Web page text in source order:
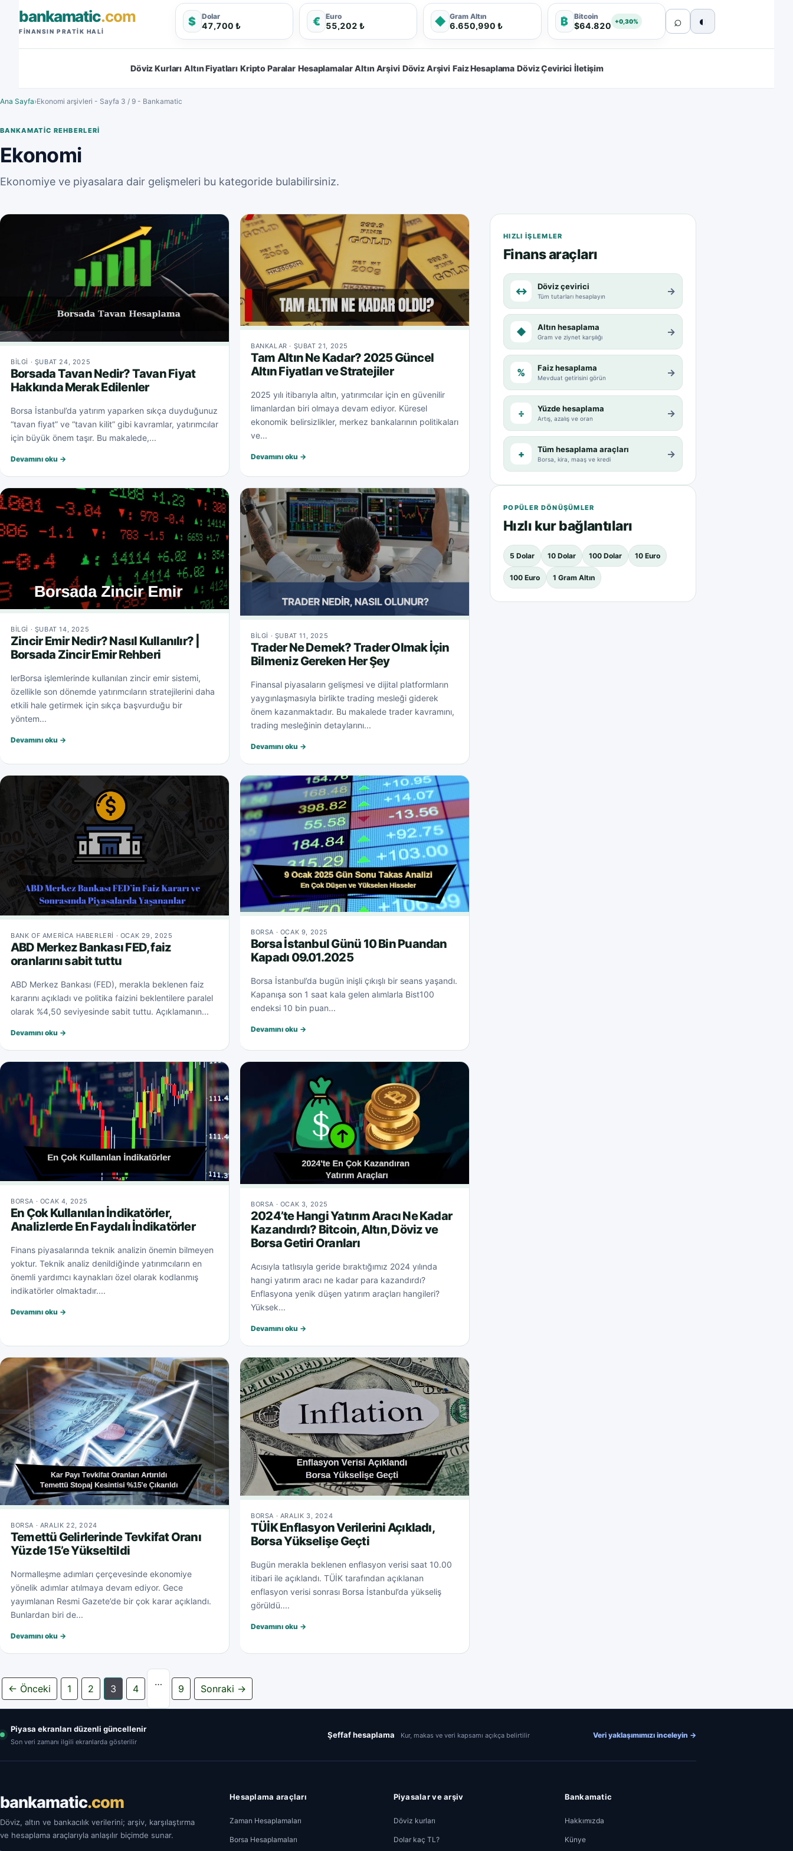
bankamatic.com
FINANSIN PRATIK HALI
$ Dolar
47,700 ₺ € Euro
55,202 ₺ ◆ Gram Altın
6.650,990 ₺ ₿ Bitcoin
$64.820 +0,30% ⌕ ◐
Döviz Kurları Altın Fiyatları Kripto Paralar Hesaplamalar Altın Arşivi Döviz Arşivi Faiz Hesaplama Döviz Çevirici İletişim
Ana Sayfa›Ekonomi arşivleri - Sayfa 3 / 9 - Bankamatic
BANKAMATIC REHBERLERI
Ekonomi
Ekonomiye ve piyasalara dair gelişmeleri bu kategoride bulabilirsiniz.
BILGI · ŞUBAT 24, 2025
Borsada Tavan Nedir? Tavan Fiyat
Hakkında Merak Edilenler
Borsa İstanbul’da yatırım yaparken sıkça duyduğunuz
“tavan fiyat” ve “tavan kilit” gibi kavramlar, yatırımcılar
için büyük önem taşır. Bu makalede,...
Devamını oku →
BANKALAR · ŞUBAT 21, 2025
Tam Altın Ne Kadar? 2025 Güncel
Altın Fiyatları ve Stratejiler
2025 yılı itibarıyla altın, yatırımcılar için en güvenilir
limanlardan biri olmaya devam ediyor. Küresel
ekonomik belirsizlikler, merkez bankalarının politikaları
ve...
Devamını oku →
BILGI · ŞUBAT 14, 2025
Zincir Emir Nedir? Nasıl Kullanılır? |
Borsada Zincir Emir Rehberi
lerBorsa işlemlerinde kullanılan zincir emir sistemi,
özellikle son dönemde yatırımcıların stratejilerini daha
etkili hale getirmek için sıkça başvurduğu bir
yöntem...
Devamını oku →
BILGI · ŞUBAT 11, 2025
Trader Ne Demek? Trader Olmak İçin
Bilmeniz Gereken Her Şey
Finansal piyasaların gelişmesi ve dijital platformların
yaygınlaşmasıyla birlikte trading mesleği giderek
önem kazanmaktadır. Bu makalede trader kavramını,
trading mesleğinin detaylarını...
Devamını oku →
BANK OF AMERICA HABERLERI · OCAK 29, 2025
ABD Merkez Bankası FED, faiz
oranlarını sabit tuttu
ABD Merkez Bankası (FED), merakla beklenen faiz
kararını açıkladı ve politika faizini beklentilere paralel
olarak %4,50 seviyesinde sabit tuttu. Açıklamanın...
Devamını oku →
BORSA · OCAK 9, 2025
Borsa İstanbul Günü 10 Bin Puandan
Kapadı 09.01.2025
Borsa İstanbul’da bugün inişli çıkışlı bir seans yaşandı.
Kapanışa son 1 saat kala gelen alımlarla Bist100
endeksi 10 bin puan...
Devamını oku →
BORSA · OCAK 4, 2025
En Çok Kullanılan İndikatörler,
Analizlerde En Faydalı İndikatörler
Finans piyasalarında teknik analizin önemin bilmeyen
yoktur. Teknik analiz denildiğinde yatırımcıların en
önemli yardımcı kaynakları özel olarak kodlanmış
indikatörler olmaktadır....
Devamını oku →
BORSA · OCAK 3, 2025
2024’te Hangi Yatırım Aracı Ne Kadar
Kazandırdı? Bitcoin, Altın, Döviz ve
Borsa Getiri Oranları
Acısıyla tatlısıyla geride bıraktığımız 2024 yılında
hangi yatırım aracı ne kadar para kazandırdı?
Enflasyona yenik düşen yatırım araçları hangileri?
Yüksek...
Devamını oku →
BORSA · ARALIK 22, 2024
Temettü Gelirlerinde Tevkifat Oranı
Yüzde 15’e Yükseltildi
Normalleşme adımları çerçevesinde ekonomiye
yönelik adımlar atılmaya devam ediyor. Gece
yayımlanan Resmi Gazete’de bir çok karar açıklandı.
Bunlardan biri de...
Devamını oku →
BORSA · ARALIK 3, 2024
TÜİK Enflasyon Verilerini Açıkladı,
Borsa Yükselişe Geçti
Bugün merakla beklenen enflasyon verisi saat 10.00
itibari ile açıklandı. TÜİK tarafından açıklanan
enflasyon verisi sonrası Borsa İstanbul’da yükseliş
görüldü....
Devamını oku →
← Önceki 1 2 3 4
…
9 Sonraki →
HIZLI IŞLEMLER
Finans araçları
↔ Döviz çevirici
Tüm tutarları hesaplayın →
◆ Altın hesaplama
Gram ve ziynet karşılığı →
% Faiz hesaplama
Mevduat getirisini görün →
÷ Yüzde hesaplama
Artış, azalış ve oran →
+ Tüm hesaplama araçları
Borsa, kira, maaş ve kredi →
POPÜLER DÖNÜŞÜMLER
Hızlı kur bağlantıları
5 Dolar 10 Dolar 100 Dolar 10 Euro
100 Euro 1 Gram Altın
Piyasa ekranları düzenli güncellenir
Son veri zamanı ilgili ekranlarda gösterilir
Şeffaf hesaplama Kur, makas ve veri kapsamı açıkça belirtilir Veri yaklaşımımızı inceleyin →
bankamatic.com
Döviz, altın ve bankacılık verilerini; arşiv, karşılaştırma
ve hesaplama araçlarıyla anlaşılır biçimde sunar.
Hesaplama araçları
Zaman Hesaplamaları
Borsa Hesaplamaları
Piyasalar ve arşiv
Döviz kurları
Dolar kaç TL?
Bankamatic
Hakkımızda
Künye